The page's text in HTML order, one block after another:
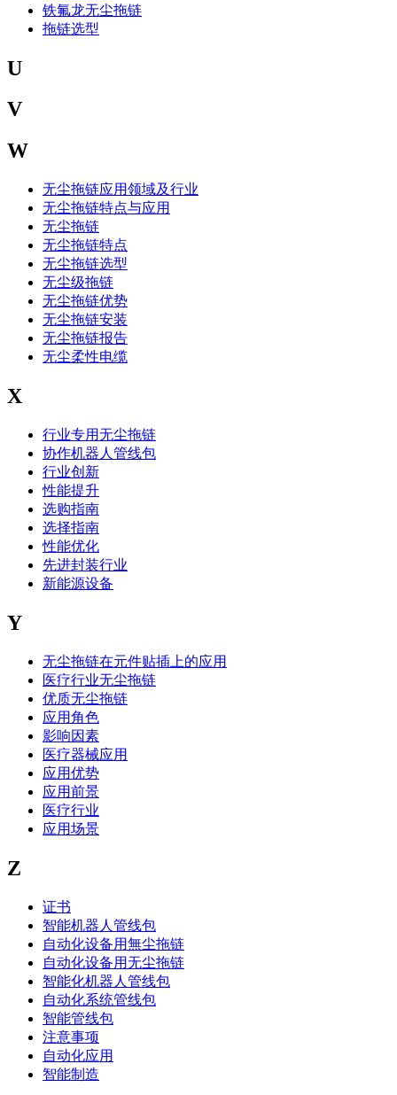
铁氟龙无尘拖链
拖链选型
U
V
W
无尘拖链应用领域及行业
无尘拖链特点与应用
无尘拖链
无尘拖链特点
无尘拖链选型
无尘级拖链
无尘拖链优势
无尘拖链安装
无尘拖链报告
无尘柔性电缆
X
行业专用无尘拖链
协作机器人管线包
行业创新
性能提升
选购指南
选择指南
性能优化
先进封装行业
新能源设备
Y
无尘拖链在元件贴插上的应用
医疗行业无尘拖链
优质无尘拖链
应用角色
影响因素
医疗器械应用
应用优势
应用前景
医疗行业
应用场景
Z
证书
智能机器人管线包
自动化设备用無尘拖链
自动化设备用无尘拖链
智能化机器人管线包
自动化系统管线包
智能管线包
注意事项
自动化应用
智能制造